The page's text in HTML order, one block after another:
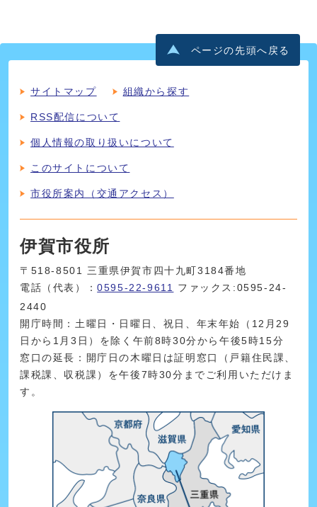
ページの先頭へ戻る
サイトマップ 組織から探す
RSS配信について
個人情報の取り扱いについて
このサイトについて
市役所案内（交通アクセス）
伊賀市役所
〒518-8501 三重県伊賀市四十九町3184番地
電話（代表）：0595-22-9611
ファックス:0595-24-
2440
開庁時間：土曜日・日曜日、祝日、年末年始（12月29
日から1月3日）を除く午前8時30分から午後5時15分
窓口の延長：開庁日の木曜日は証明窓口（戸籍住民課、
課税課、収税課）を午後7時30分までご利用いただけま
す。